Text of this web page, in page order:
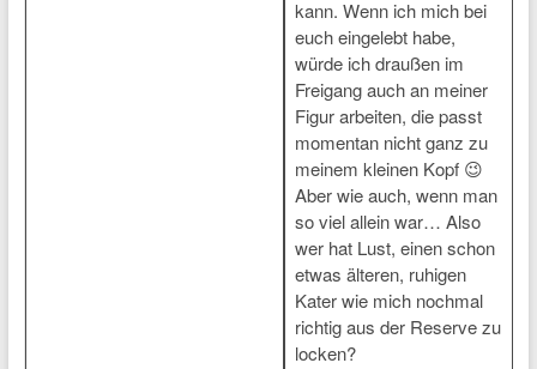
kann. Wenn ich mich bei
euch eingelebt habe,
würde ich draußen im
Freigang auch an meiner
Figur arbeiten, die passt
momentan nicht ganz zu
meinem kleinen Kopf 😉
Aber wie auch, wenn man
so viel allein war… Also
wer hat Lust, einen schon
etwas älteren, ruhigen
Kater wie mich nochmal
richtig aus der Reserve zu
locken?